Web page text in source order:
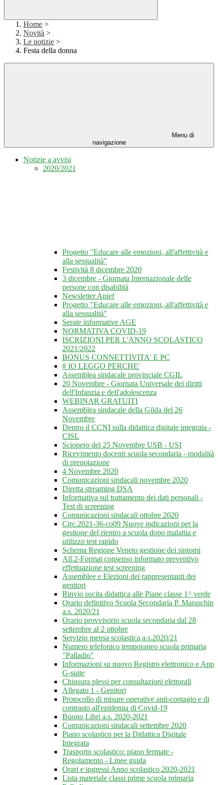
Home >
Novità >
Le notizie >
Festa della donna
Menu di
navigazione
Notizie a avvisi
2020/2021
Progetto "Educare alle emozioni, all'affettività e
alla sessualità"
Festività 8 dicembre 2020
3 dicembre - Giornata Internazionale delle
persone con disabilità
Newsletter Anief
Progetto "Educare alle emozioni, all'affettività e
alla sessualità"
Serate informative AGE
NORMATIVA COVID-19
ISCRIZIONI PER L'ANNO SCOLASTICO
2021/2022
BONUS CONNETTIVITA' E PC
# IO LEGGO PERCHE'
Assemblea sindacale provinciale CGIL
20 Novembre - Giornata Universale dei diritti
dell'Infanzia e dell'adolescenza
WEBINAR GRATUITI
Assemblea sindacale della Gilda del 26
Novembre
Dentro il CCNI sulla didattica digitale integrata -
CISL
Sciopero del 25 Novembre USB - USI
Ricevimento docenti scuola secondaria - modalità
di prenotazione
4 Novembre 2020
Comunicazioni sindacali novembre 2020
Diretta streaming DSA
Informativa sul trattamento dei dati personali -
Test di screening
Comunicazioni sindacali ottobre 2020
Circ.2021-36-co09 Nuove indicazioni per la
gestione del rientro a scuola dopo malattia e
utilizzo test rapido
Schema Regione Veneto gestione dei sintomi
All.2-Format consenso informato preventivo
effettuazione test screening
Assemblee e Elezioni dei rappresentanti dei
genitori
Rinvio uscita didattica alle Piane classe 1^ verde
Orario definitivo Scuola Secondaria P. Maraschin
a.s. 2020/21
Orario provvisorio scuola secondaria dal 28
settembre al 2 ottobre
Servizio mensa scolastica a.s.2020/21
Numero telefonico temporaneo scuola primaria
"Palladio"
Informazioni su nuovo Registro elettronico e App
G-suite
Chiusura plessi per consultazioni elettorali
Allegato 1 - Genitori
Protocollo di misure operative anti-contagio e di
contrasto all'epidemia di Covid-19
Buono Libri a.s. 2020-2021
Comunicazioni sindacali settembre 2020
Piano scolastico per la Didattica Digitale
Integrata
Trasporto scolastico: piano fermate -
Regolamento - Linee guida
Orari e ingressi Anno scolastico 2020-2021
Lista materiale classi prime scuola primaria